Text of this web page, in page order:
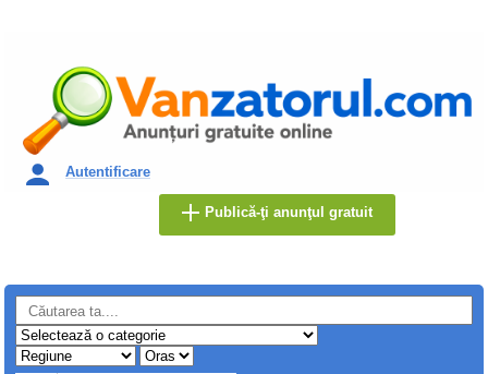
Autentificare
Publică-ţi anunţul gratuit